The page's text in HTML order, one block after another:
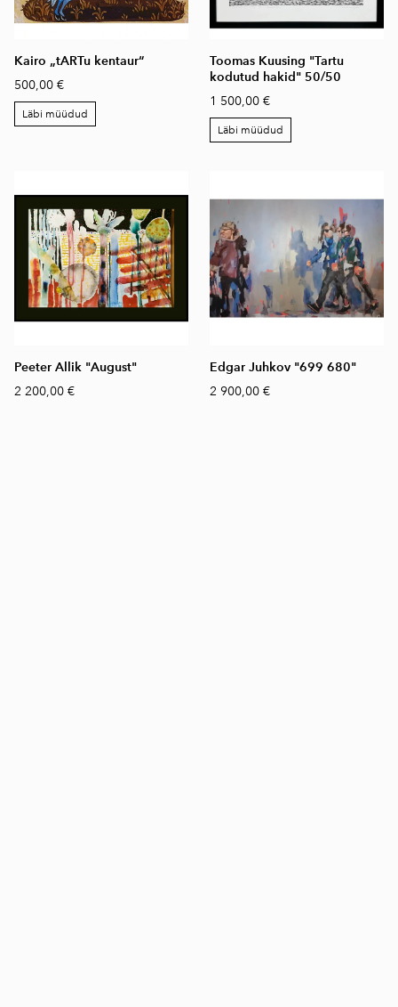
Kairo „tARTu kentaur“
500,00 €
Läbi müüdud
Toomas Kuusing "Tartu
kodutud hakid" 50/50
1 500,00 €
Läbi müüdud
Peeter Allik "August"
2 200,00 €
Edgar Juhkov "699 680"
2 900,00 €